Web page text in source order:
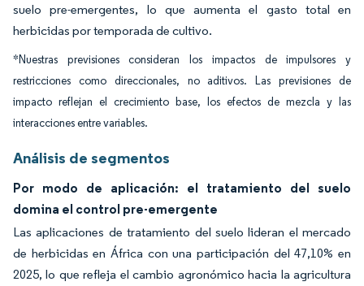
suelo pre-emergentes, lo que aumenta el gasto total en
herbicidas por temporada de cultivo.
*Nuestras previsiones consideran los impactos de impulsores y
restricciones como direccionales, no aditivos. Las previsiones de
impacto reflejan el crecimiento base, los efectos de mezcla y las
interacciones entre variables.
Análisis de segmentos
Por modo de aplicación: el tratamiento del suelo
domina el control pre-emergente
Las aplicaciones de tratamiento del suelo lideran el mercado
de herbicidas en África con una participación del 47,10% en
2025, lo que refleja el cambio agronómico hacia la agricultura